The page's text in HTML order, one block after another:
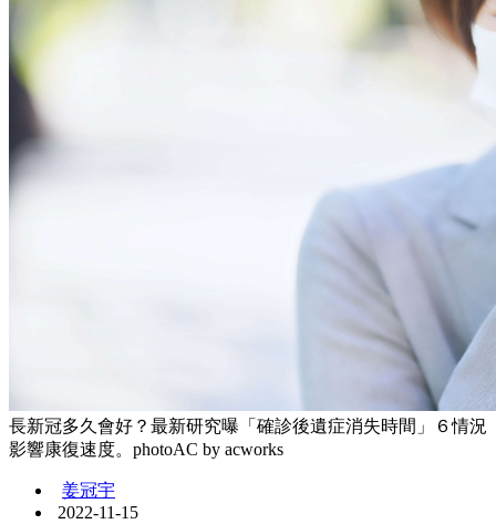
長新冠多久會好？最新研究曝「確診後遺症消失時間」６情況
影響康復速度。photoAC by acworks
姜冠宇
2022-11-15